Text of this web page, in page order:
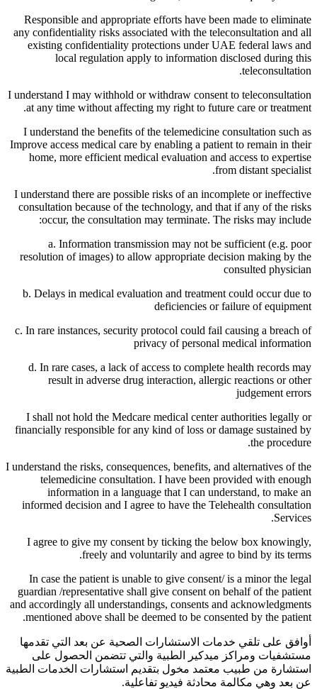
Responsible and appropriate efforts have been made to eliminate
any confidentiality risks associated with the teleconsultation and all
existing confidentiality protections under UAE federal laws and
local regulation apply to information disclosed during this
teleconsultation.
I understand I may withhold or withdraw consent to teleconsultation
at any time without affecting my right to future care or treatment.
I understand the benefits of the telemedicine consultation such as
Improve access medical care by enabling a patient to remain in their
home, more efficient medical evaluation and access to expertise
from distant specialist.
I understand there are possible risks of an incomplete or ineffective
consultation because of the technology, and that if any of the risks
occur, the consultation may terminate. The risks may include:
a. Information transmission may not be sufficient (e.g. poor
resolution of images) to allow appropriate decision making by the
consulted physician
b. Delays in medical evaluation and treatment could occur due to
deficiencies or failure of equipment
c. In rare instances, security protocol could fail causing a breach of
privacy of personal medical information
d. In rare cases, a lack of access to complete health records may
result in adverse drug interaction, allergic reactions or other
judgement errors
I shall not hold the Medcare medical center authorities legally or
financially responsible for any kind of loss or damage sustained by
the procedure.
I understand the risks, consequences, benefits, and alternatives of the
telemedicine consultation. I have been provided with enough
information in a language that I can understand, to make an
informed decision and I agree to have the Telehealth consultation
Services.
I agree to give my consent by ticking the below box knowingly,
freely and voluntarily and agree to bind by its terms.
In case the patient is unable to give consent/ is a minor the legal
guardian /representative shall give consent on behalf of the patient
and accordingly all understandings, consents and acknowledgments
mentioned above shall be deemed to be consented by the patient.
أوافق على تلقي خدمات الاستشارات الصحية عن بعد التي تقدمها
مستشفيات ومراكز ميدكير الطبية والتي تتضمن الحصول على
استشارة من طبيب معتمد مخول بتقديم استشارات الخدمات الطبية
عن بعد وهي مكالمة محادثة فيديو تفاعلية.